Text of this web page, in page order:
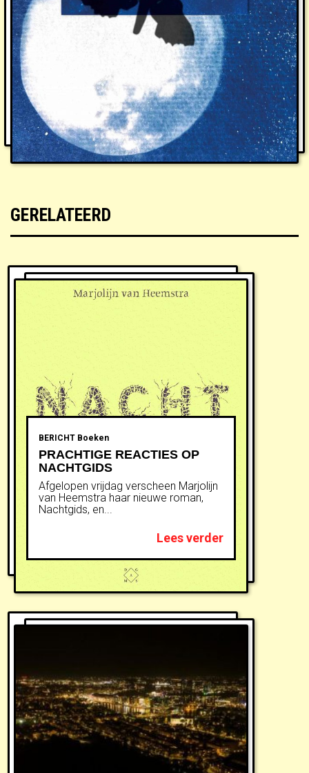
GERELATEERD
BERICHT Boeken
PRACHTIGE REACTIES OP
NACHTGIDS
Afgelopen vrijdag verscheen Marjolijn
van Heemstra haar nieuwe roman,
Nachtgids, en...
Lees verder